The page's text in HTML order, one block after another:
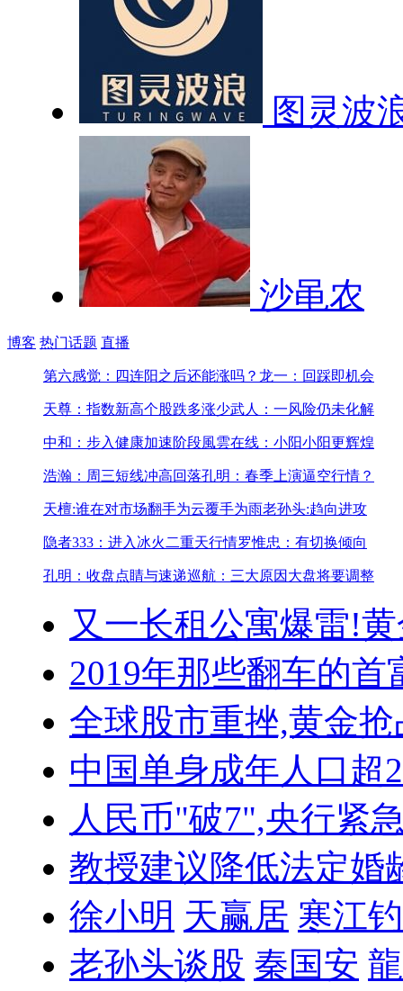
图灵波
沙黾农
博客 热门话题 直播
第六感觉：四连阳之后还能涨吗？ 龙一：回踩即机会
天尊：指数新高个股跌多涨少武人：一风险仍未化解
中和：步入健康加速阶段風雲在线：小阳小阳更辉煌
浩瀚：周三短线冲高回落孔明：春季上演逼空行情？
天檀:谁在对市场翻手为云覆手为雨老孙头:趋向进攻
隐者333：进入冰火二重天行情罗惟忠：有切换倾向
孔明：收盘点睛与速递巡航：三大原因大盘将要调整
又一长租公寓爆雷!
2019年那些翻车的首
全球股市重挫,黄金抢
中国单身成年人口超
人民币"破7",央行紧
教授建议降低法定婚
徐小明 天赢居 寒江
老孙头谈股 秦国安